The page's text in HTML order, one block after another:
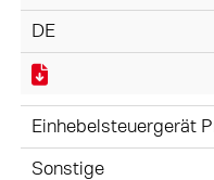
DE
Einhebelsteuergerät
Sonstige